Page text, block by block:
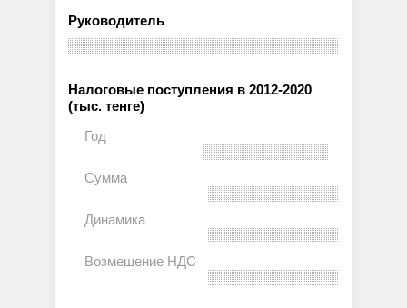
Руководитель
Налоговые поступления в 2012-2020
(тыс. тенге)